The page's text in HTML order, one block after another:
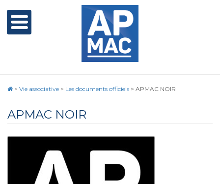
> Vie associative > Les documents officiels > APMAC NOIR
APMAC NOIR